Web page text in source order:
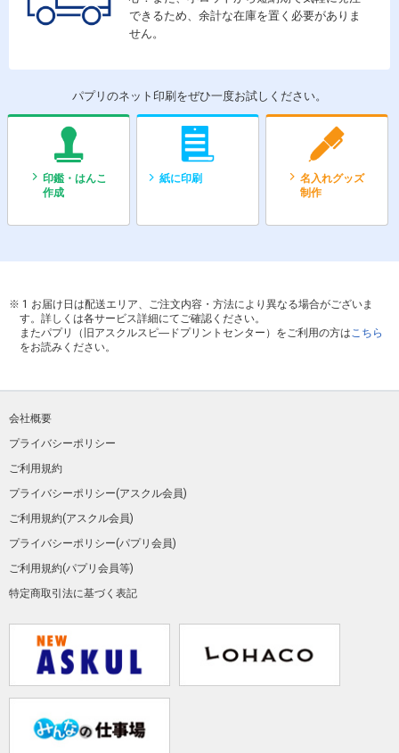
できるため、余計な在庫を置く必要がありま
せん。
パプリのネット印刷をぜひ一度お試しください。
印鑑・はんこ
作成
紙に印刷
名入れグッズ
制作
1 お届け日は配送エリア、ご注文内容・方法により異なる場合がございま
す。詳しくは各サービス詳細にてご確認ください。
またパプリ（旧アスクルスピ―ドプリントセンター）をご利用の方はこちら
をお読みください。
会社概要
プライバシーポリシー
ご利用規約
プライバシーポリシー(アスクル会員)
ご利用規約(アスクル会員)
プライバシーポリシー(パプリ会員)
ご利用規約(パプリ会員等)
特定商取引法に基づく表記